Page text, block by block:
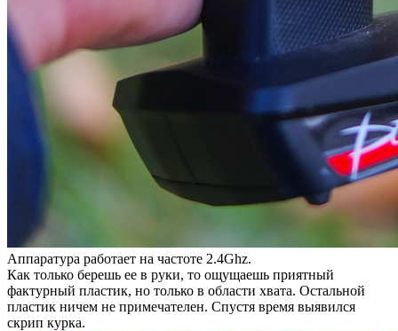
Аппаратура работает на частоте 2.4Ghz.
Как только берешь ее в руки, то ощущаешь приятный
фактурный пластик, но только в области хвата. Остальной
пластик ничем не примечателен. Спустя время выявился
скрип курка.